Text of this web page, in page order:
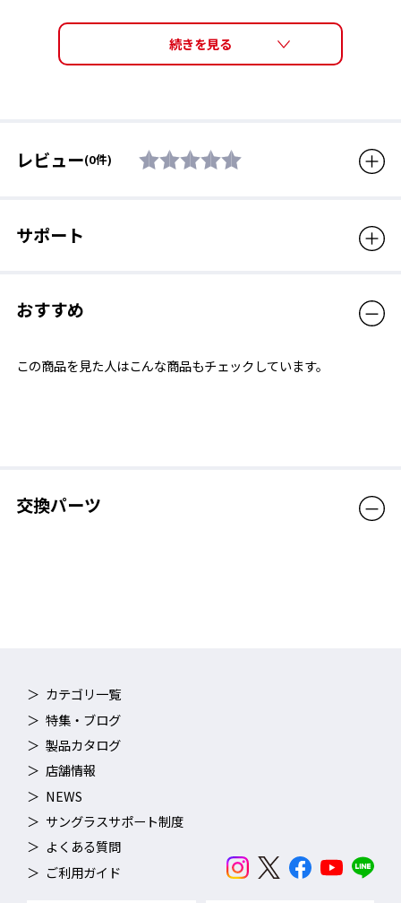
フレームサイドのパーツを開閉させることで簡単にレンズの交換
が可能。着用時にはロックされるため衝撃にも強い。
ノーズパット部を指でつかんで、ゆっくり幅を縮めたり、開いた
りすることによって、着用者の鼻幅に合わせてお使いいただけま
13,200円
レビュー(0件)
サポート
おすすめ
この商品を見た人はこんな商品もチェックしています。
交換パーツ
カテゴリ一覧
特集・ブログ
製品カタログ
店舗情報
NEWS
サングラスサポート制度
よくある質問
ご利用ガイド